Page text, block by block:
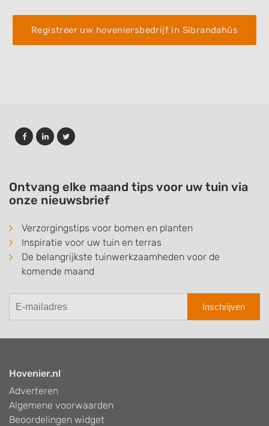
Registreer uw hoveniersbedrijf in Sibrandahûs
Ontvang elke maand tips voor uw tuin via
onze nieuwsbrief
Verzorgingstips voor bomen en planten
Inspiratie voor uw tuin en terras
De belangrijkste tuinwerkzaamheden voor de
komende maand
Inschrijven
Hovenier.nl
Adverteren
Algemene voorwaarden
Beoordelingen widget